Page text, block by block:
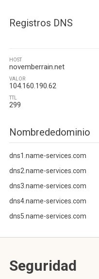
Registros DNS
HOST
novemberrain.net
VALOR
104.160.190.62
TTL
299
Nombrededominio
dns1.name-services.com
dns2.name-services.com
dns3.name-services.com
dns4.name-services.com
dns5.name-services.com
Seguridad